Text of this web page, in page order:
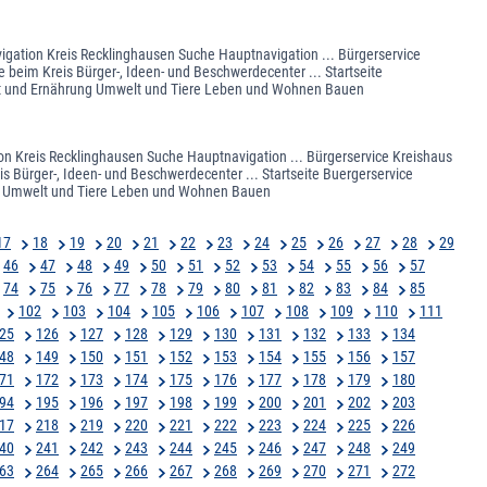
Kreis Recklinghausen Suche Hauptnavigation ... Bürgerservice
Kreis Bürger-, Ideen- und Beschwerdecenter ... Startseite
Ernährung Umwelt und Tiere Leben und Wohnen Bauen
Kreis Recklinghausen Suche Hauptnavigation ... Bürgerservice Kreishaus
, Ideen- und Beschwerdecenter ... Startseite Buergerservice
und Tiere Leben und Wohnen Bauen
18 19 20 21 22 23 24 25 26 27 28
29
46
47 48 49 50 51 52 53 54 55 56
57
74
75 76 77 78 79 80 81 82 83 84
85
102
103 104 105 106 107 108 109 110
111
126 127 128 129 130 131 132 133
134
149 150 151 152 153 154 155 156
157
172 173 174 175 176 177 178 179
180
195 196 197 198 199 200 201 202
203
218 219 220 221 222 223 224 225
226
241 242 243 244 245 246 247 248
249
264 265 266 267 268 269 270 271
272